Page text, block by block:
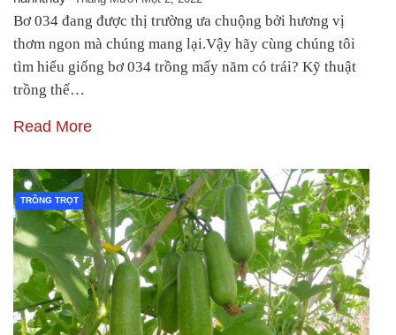
Bơ 034 đang được thị trường ưa chuộng bởi hương vị
thơm ngon mà chúng mang lại.Vậy hãy cùng chúng tôi
tìm hiểu giống bơ 034 trồng mấy năm có trái? Kỹ thuật
trồng thế…
Read More
TRỒNG TRỌT